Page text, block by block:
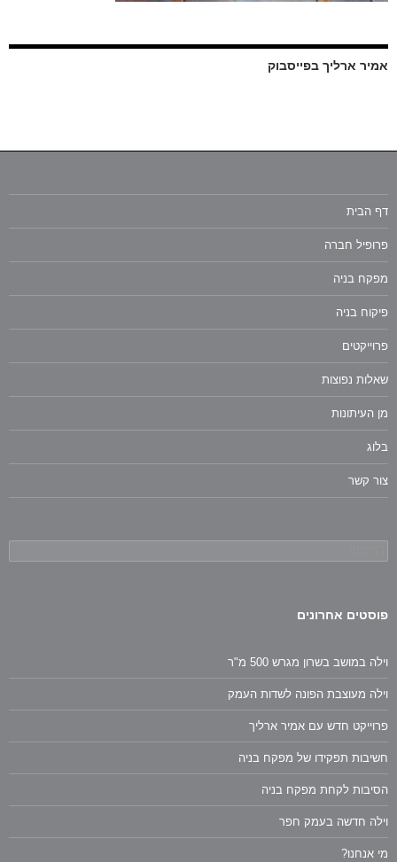
אמיר ארליך בפייסבוק
דף הבית
פרופיל חברה
מפקח בניה
פיקוח בניה
פרוייקטים
שאלות נפוצות
מן העיתונות
בלוג
צור קשר
פוסטים אחרונים
וילה במושב בשרון מגרש 500 מ"ר
וילה מעוצבת הפונה לשדות העמק
פרוייקט חדש עם אמיר ארליך
חשיבות תפקידו של מפקח בניה
הסיבות לקחת מפקח בניה
וילה חדשה בעמק חפר
מי אנחנו?